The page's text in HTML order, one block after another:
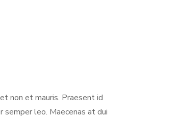
non et mauris. Praesent id
semper leo. Maecenas at dui